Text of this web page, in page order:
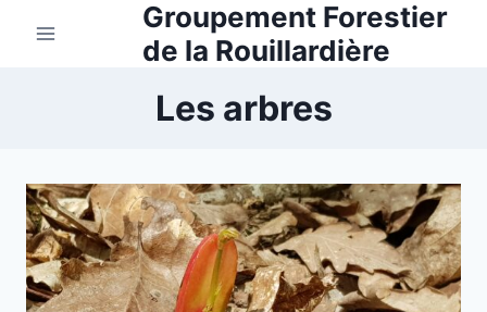
Groupement Forestier
de la Rouillardière
Les arbres